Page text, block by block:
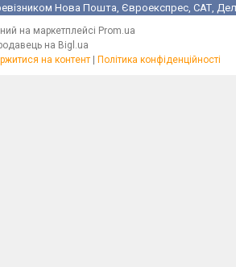
Нова Пошта, Євроекспрес, САТ,
на маркетплейсі Prom.ua
на Bigl.ua
на контент | Політика конфіденційності